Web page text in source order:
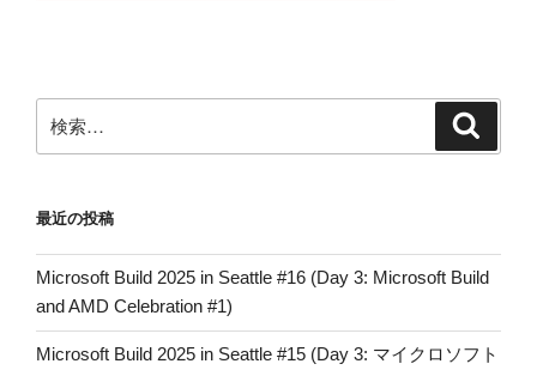
索:
最近の投稿
Microsoft Build 2025 in Seattle #16 (Day 3: Microsoft Build
and AMD Celebration #1)
Microsoft Build 2025 in Seattle #15 (Day 3: マイクロソフト